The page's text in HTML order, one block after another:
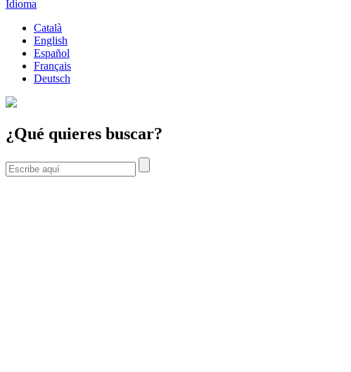
Idioma
Català
English
Español
Français
Deutsch
¿Qué quieres buscar?